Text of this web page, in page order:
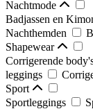
Nachtmode
Badjassen en
Nachthemden
Shapewear
Corrigerende
leggings
Sport
Sportleggings